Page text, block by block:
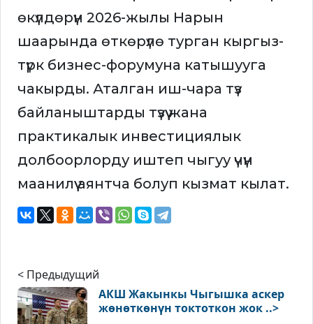
өкүлдөрүн 2026-жылы Нарын
шаарында өткөрүлө турган кыргыз-
түрк бизнес-форумуна катышууга
чакырды. Аталган иш-чара түз
байланыштарды түзүү жана
практикалык инвестициялык
долбоорлорду иштеп чыгуу үчүн
маанилүү аянтча болуп кызмат кылат.
< Предыдущий
АКШ Жакынкы Чыгышка аскер
жөнөткөнүн токтоткон жок ..>